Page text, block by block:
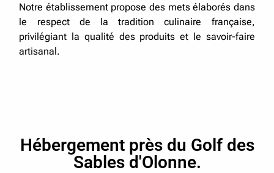
Notre établissement propose des mets élaborés dans
le respect de la tradition culinaire française,
privilégiant la qualité des produits et le savoir-faire
artisanal.
Hébergement près du Golf des
Sables d'Olonne.